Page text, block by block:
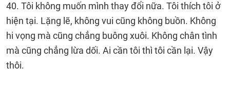
40. Tôi không muốn mình thay đổi nữa. Tôi thích tôi ở
hiện tại. Lặng lẽ, không vui cũng không buồn. Không
hi vọng mà cũng chẳng buông xuôi. Không chân tình
mà cũng chẳng lừa dối. Ai cần tôi thì tôi cần lại. Vậy
thôi.